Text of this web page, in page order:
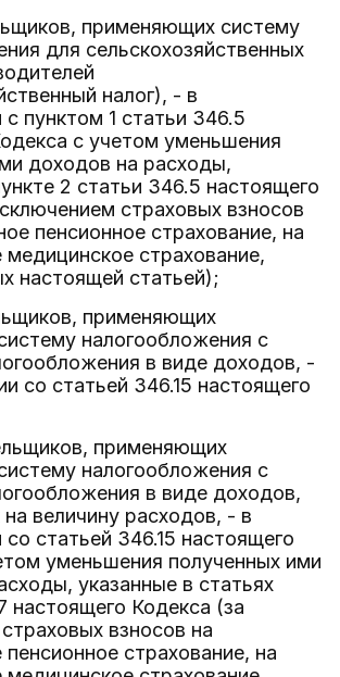
применяющих систему
для сельскохозяйственных
налог), - в
с пунктом 1 статьи 346.5
с учетом уменьшения
доходов на расходы,
2 статьи 346.5 настоящего
страховых взносов
пенсионное страхование, на
медицинское страхование,
настоящей статьей);
применяющих
налогообложения с
в виде доходов, -
со статьей 346.15 настоящего
применяющих
налогообложения с
в виде доходов,
величину расходов, - в
со статьей 346.15 настоящего
уменьшения полученных ими
указанные в статьях
настоящего Кодекса (за
взносов на
пенсионное страхование, на